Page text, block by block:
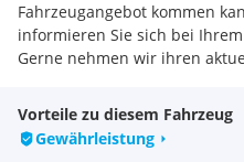
Fahrzeugangebot kommen
informieren Sie sich bei
Gerne nehmen wir ihren
individuelles Angebot .
FAHRZEUGANKAUF -
BARAUSZAHLUNG
Vorteile zu diesem Fahrzeug
Gewährleistung